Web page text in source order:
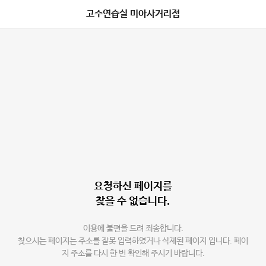
고수연습실 미아사거리점
요청하신 페이지를
찾을 수 없습니다.
이용에 불편을 드려 죄송합니다.
찾으시는 페이지는 주소를 잘못 입력하였거나 삭제된 페이지 입니다. 페이
지 주소를 다시 한 번 확인해 주시기 바랍니다.